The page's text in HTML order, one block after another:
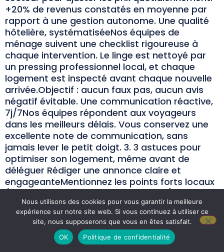
+20% de revenus constatés en moyenne par
rapport à une gestion autonome. Une qualité
hôtelière, systématiséeNos équipes de
ménage suivent une checklist rigoureuse à
chaque intervention. Le linge est nettoyé par
un pressing professionnel local, et chaque
logement est inspecté avant chaque nouvelle
arrivée.Objectif : aucun faux pas, aucun avis
négatif évitable. Une communication réactive,
7j/7Nos équipes répondent aux voyageurs
dans les meilleurs délais. Vous conservez une
excellente note de communication, sans
jamais lever le petit doigt. 3. 3 astuces pour
optimiser son logement, même avant de
déléguer Rédiger une annonce claire et
engageanteMentionnez les points forts locaux
des photos lumineuses et réalistes. Anticiper
les questions fréquentes des voyageursCode
wifi, stationnement, heures d’arrivée… plus
vous anticipez, moins vous serez sollicité à
Nous utilisons des cookies pour vous garantir la meilleure
expérience sur notre site web. Si vous continuez à utiliser ce
site, nous supposerons que vous en êtes satisfait.
OK
Politique de confidentialité